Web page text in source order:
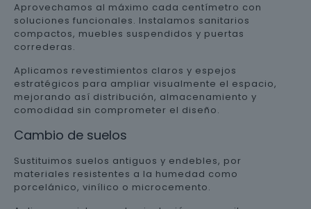
Aprovechamos al máximo cada centímetro con
soluciones funcionales. Instalamos sanitarios
compactos, muebles suspendidos y puertas
correderas.
Aplicamos revestimientos claros y espejos
estratégicos para ampliar visualmente el espacio,
mejorando así distribución, almacenamiento y
comodidad sin comprometer el diseño.
Cambio de suelos
Sustituimos suelos antiguos y endebles, por
materiales resistentes a la humedad como
porcelánico, vinílico o microcemento.